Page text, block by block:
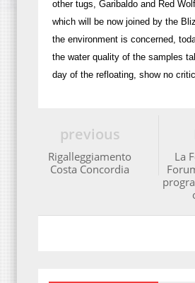
other tugs, Garibaldo and Red
which will be now joined by the
the environment is concerned,
the water quality of the samples
day of the refloating, show no
La
previous
Rigalleggiamento
Costa Concordia